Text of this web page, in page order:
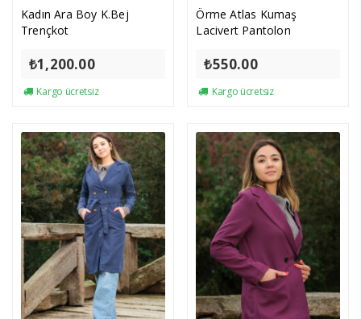
Kadın Ara Boy K.Bej
Trençkot
₺1,200.00
Kargo ücretsiz
Örme Atlas Kumaş
Lacivert Pantolon
₺550.00
Kargo ücretsiz